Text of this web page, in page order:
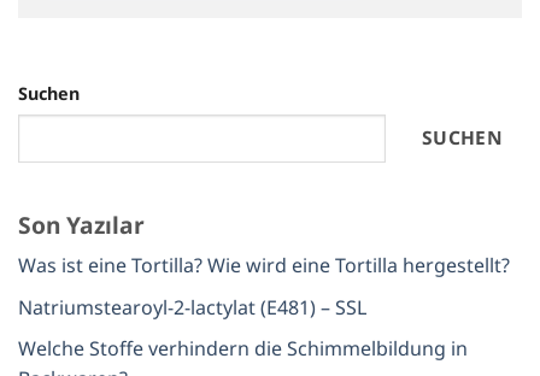
Suchen
SUCHEN
Son Yazılar
Was ist eine Tortilla? Wie wird eine Tortilla hergestellt?
Natriumstearoyl-2-lactylat (E481) – SSL
Welche Stoffe verhindern die Schimmelbildung in